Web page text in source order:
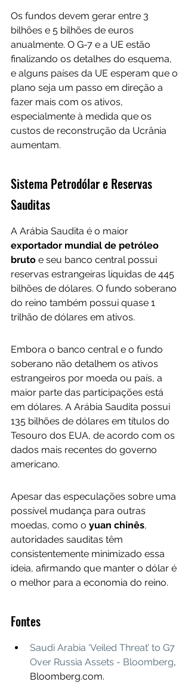
Os fundos devem gerar entre 3
bilhões e 5 bilhões de euros
anualmente. O G-7 e a UE estão
finalizando os detalhes do esquema,
e alguns países da UE esperam que o
plano seja um passo em direção a
fazer mais com os ativos,
especialmente à medida que os
custos de reconstrução da Ucrânia
aumentam.
Sistema Petrodólar e Reservas
Sauditas
A Arábia Saudita é o maior
exportador mundial de petróleo
bruto e seu banco central possui
reservas estrangeiras líquidas de 445
bilhões de dólares. O fundo soberano
do reino também possui quase 1
trilhão de dólares em ativos.
Embora o banco central e o fundo
soberano não detalhem os ativos
estrangeiros por moeda ou país, a
maior parte das participações está
em dólares. A Arábia Saudita possui
135 bilhões de dólares em títulos do
Tesouro dos EUA, de acordo com os
dados mais recentes do governo
americano.
Apesar das especulações sobre uma
possível mudança para outras
moedas, como o yuan chinês,
autoridades sauditas têm
consistentemente minimizado essa
ideia, afirmando que manter o dólar é
o melhor para a economia do reino.
Fontes
Saudi Arabia ‘Veiled Threat’ to G7
Over Russia Assets - Bloomberg,
Bloomberg.com.